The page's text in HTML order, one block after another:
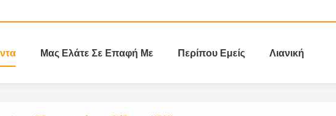
Μας Ελάτε Σε Επαφή Με Περίπου Εμείς Λιανική